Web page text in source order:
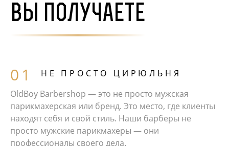
вы получаете
НЕ ПРОСТО ЦИРЮЛЬНЯ
OldBoy Barbershop — это не просто мужская
парикмахерская или бренд. Это место, где клиенты
находят себя и свой стиль. Наши барберы не
просто мужские парикмахеры — они
профессионалы своего дела.